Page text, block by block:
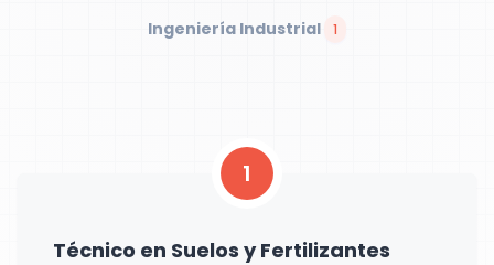
Ingeniería Industrial 1
1
Técnico en Suelos y Fertilizantes